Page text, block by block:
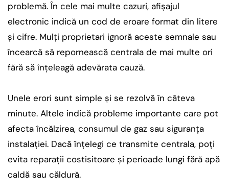
problemă. În cele mai multe cazuri, afișajul
electronic indică un cod de eroare format din litere
și cifre. Mulți proprietari ignoră aceste semnale sau
încearcă să repornească centrala de mai multe ori
fără să înțeleagă adevărata cauză.
Unele erori sunt simple și se rezolvă în câteva
minute. Altele indică probleme importante care pot
afecta încălzirea, consumul de gaz sau siguranța
instalației. Dacă înțelegi ce transmite centrala, poți
evita reparații costisitoare și perioade lungi fără apă
caldă sau căldură.